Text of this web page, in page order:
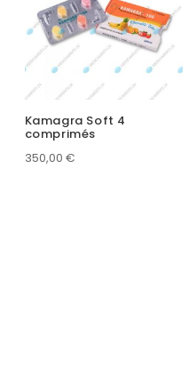
Kamagra Soft 4
comprimés
350,00 €